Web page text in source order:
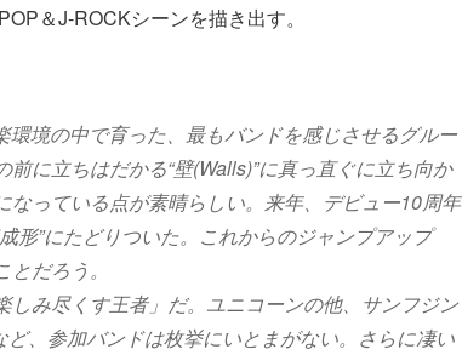
＆J-ROCKシーンを描き出す。
境の中で育った、最もバンドを感じさせるグルー
に立ちはだかる“壁(Walls)”に真っ直ぐに立ち向か
なっている点が素晴らしい。来年、デビュー10周年
形”にたどりついた。これからのジャンプアップ
だろう。
み尽くす王者」だ。ユニコーンの他、サンフジン
ど、参加バンドは枚挙にいとまがない。さらに凄い